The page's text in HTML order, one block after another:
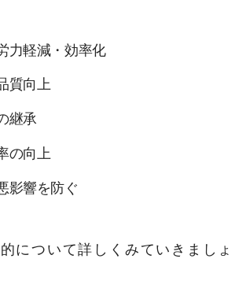
力軽減・効率化
質向上
継承
の向上
影響を防ぐ
について詳しくみていきましょ